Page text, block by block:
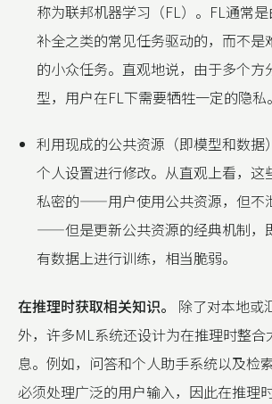
称为联邦机器学习（FL）。FL通常
补全之类的常见任务驱动的，而不是
的小众任务。直观地说，由于多个方
型，用户在FL下需要牺牲一定的隐私。
利用现成的公共资源（即模型和数据
个人设置进行修改。从直观上看，这
私密的——用户使用公共资源，但不
——但是更新公共资源的经典机制，
有数据上进行训练，相当脆弱。
在推理时获取相关知识。
除了对本地或
外，许多ML系统还设计为在推理时整合
息。例如，问答和个人助手系统以及检
必须处理广泛的用户输入，因此在推理